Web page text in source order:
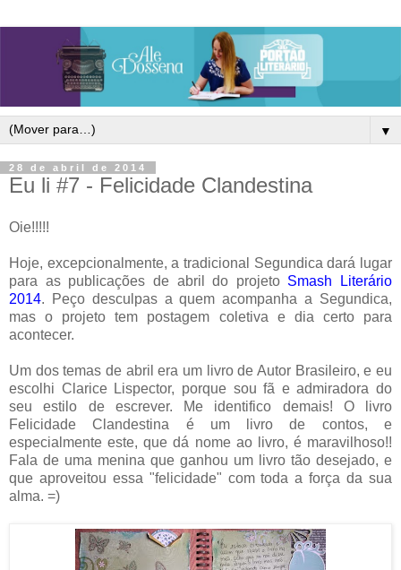
▼
28 de abril de 2014
Eu li #7 - Felicidade Clandestina
Oie!!!!!
Hoje, excepcionalmente, a tradicional Segundica dará lugar
para as publicações de abril do projeto Smash Literário
2014. Peço desculpas a quem acompanha a Segundica,
mas o projeto tem postagem coletiva e dia certo para
acontecer.
Um dos temas de abril era um livro de Autor Brasileiro, e eu
escolhi Clarice Lispector, porque sou fã e admiradora do
seu estilo de escrever. Me identifico demais! O livro
Felicidade Clandestina é um livro de contos, e
especialmente este, que dá nome ao livro, é maravilhoso!!
Fala de uma menina que ganhou um livro tão desejado, e
que aproveitou essa "felicidade" com toda a força da sua
alma. =)